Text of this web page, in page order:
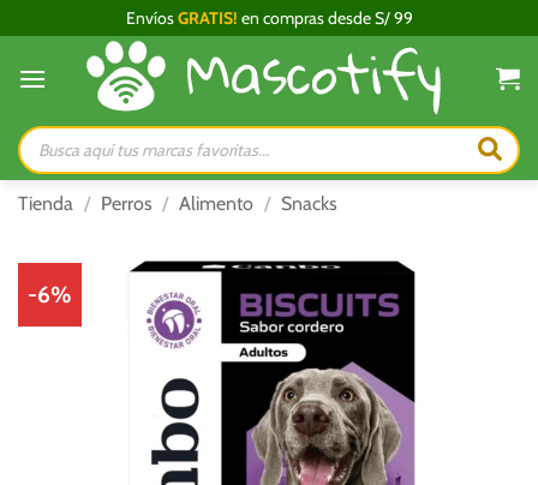
al
contenido
EnvíosGRATIS! en compras desde S/ 99
Búsqueda
de
productos
Tienda / Perros / Alimento / Snacks
-6%